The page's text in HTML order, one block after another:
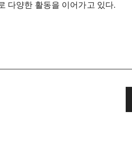
다양한 활동을 이어가고 있다.